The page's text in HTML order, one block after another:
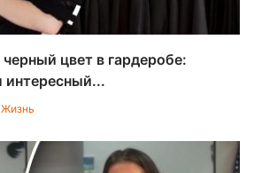
цвет в гардеробе:
интересный...
Жизнь